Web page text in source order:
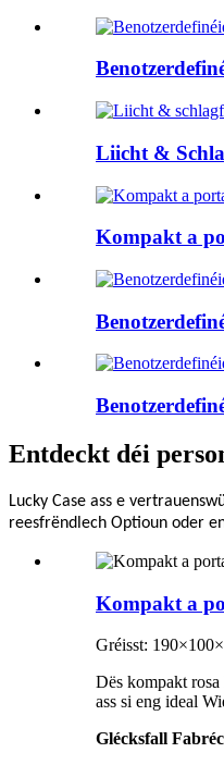
Liicht &
Kompakt a
Entdeckt déi
Lucky Case ass e
reesfrëndlech Optioun oder
Kompakt a
Gréisst:
Dës kompakt
ass si eng ideal
Glécksfall